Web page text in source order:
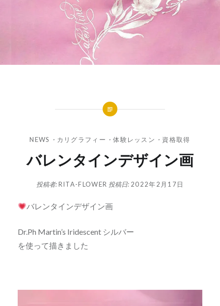
NEWS ・ カリグラフィー ・体験レッスン ・ 資格取得
バレンタインデザイン画
投稿者:RITA-FLOWER 投稿日: 2022年2月17日
バレンタインデザイン画
Dr.Ph Martin’s Iridescent シルバー
を使って描きました